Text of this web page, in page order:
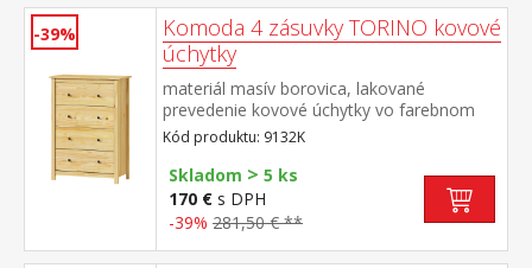
-39%
Komoda 4 zásuvky TORINO kovové
úchytky
materiál masív borovica, lakované
prevedenie kovové úchytky vo farebnom
prevedení černená mosadz štyri zásuvky s
kovovými pojazdmi
Kód produktu: 9132K
Skladom > 5 ks
170 € s DPH
-39% 281,50 € **